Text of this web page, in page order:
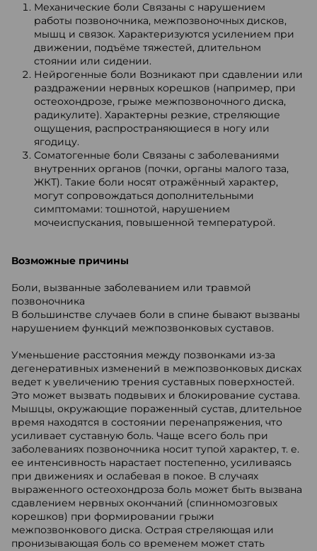
Механические боли Связаны с нарушением
работы позвоночника, межпозвоночных дисков,
мышц и связок. Характеризуются усилением при
движении, подъёме тяжестей, длительном
стоянии или сидении.
Нейрогенные боли Возникают при сдавлении или
раздражении нервных корешков (например, при
остеохондрозе, грыже межпозвоночного диска,
радикулите). Характерны резкие, стреляющие
ощущения, распространяющиеся в ногу или
ягодицу.
Соматогенные боли Связаны с заболеваниями
внутренних органов (почки, органы малого таза,
ЖКТ). Такие боли носят отражённый характер,
могут сопровождаться дополнительными
симптомами: тошнотой, нарушением
мочеиспускания, повышенной температурой.
Возможные причины
Боли, вызванные заболеванием или травмой
позвоночника
В большинстве случаев боли в спине бывают вызваны
нарушением функций межпозвонковых суставов.
Уменьшение расстояния между позвонками из-за
дегенеративных изменений в межпозвонковых дисках
ведет к увеличению трения суставных поверхностей.
Это может вызвать подвывих и блокирование сустава.
Мышцы, окружающие пораженный сустав, длительное
время находятся в состоянии перенапряжения, что
усиливает суставную боль. Чаще всего боль при
заболеваниях позвоночника носит тупой характер, т. е.
ее интенсивность нарастает постепенно, усиливаясь
при движениях и ослабевая в покое. В случаях
выраженного остеохондроза боль может быть вызвана
сдавлением нервных окончаний (спинномозговых
корешков) при формировании грыжи
межпозвонкового диска. Острая стреляющая или
пронизывающая боль со временем может стать